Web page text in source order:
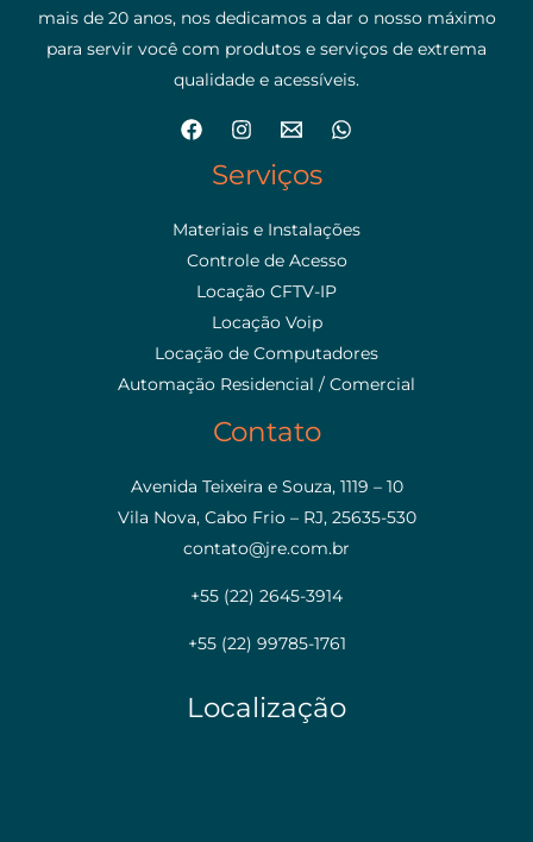
mais de 20 anos, nos dedicamos a dar o nosso máximo
para servir você com produtos e serviços de extrema
qualidade e acessíveis.
Serviços
Materiais e Instalações
Controle de Acesso
Locação CFTV-IP
Locação Voip
Locação de Computadores
Automação Residencial / Comercial
Contato
Avenida Teixeira e Souza, 1119 – 10
Vila Nova, Cabo Frio – RJ, 25635-530
contato@jre.com.br
+55 (22) 2645-3914
+55 (22) 99785-1761
Localização